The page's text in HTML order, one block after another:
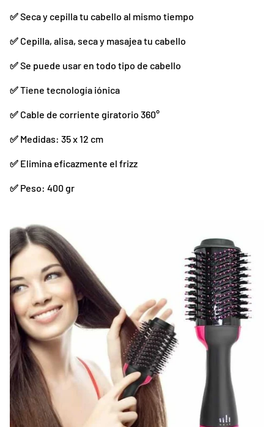
✅Seca y cepilla tu cabello al mismo tiempo
✅ Cepilla, alisa, seca y masajea tu cabello
✅Se puede usar en todo tipo de cabello
✅Tiene tecnología iónica
✅ Cable de corriente giratorio 360°
✅ Medidas: 35 x 12 cm
✅ Elimina eficazmente el frizz
✅ Peso: 400 gr